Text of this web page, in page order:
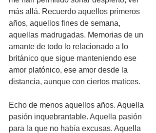
más allá. Recuerdo aquellos primeros
años, aquellos fines de semana,
aquellas madrugadas. Memorias de un
amante de todo lo relacionado a lo
británico que sigue manteniendo ese
amor platónico, ese amor desde la
distancia, aunque con ciertos matices.
Echo de menos aquellos años. Aquella
pasión inquebrantable. Aquella pasión
para la que no había excusas. Aquella